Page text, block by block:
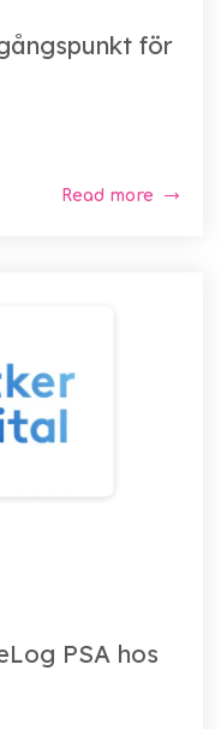
för
Read more
PSA hos